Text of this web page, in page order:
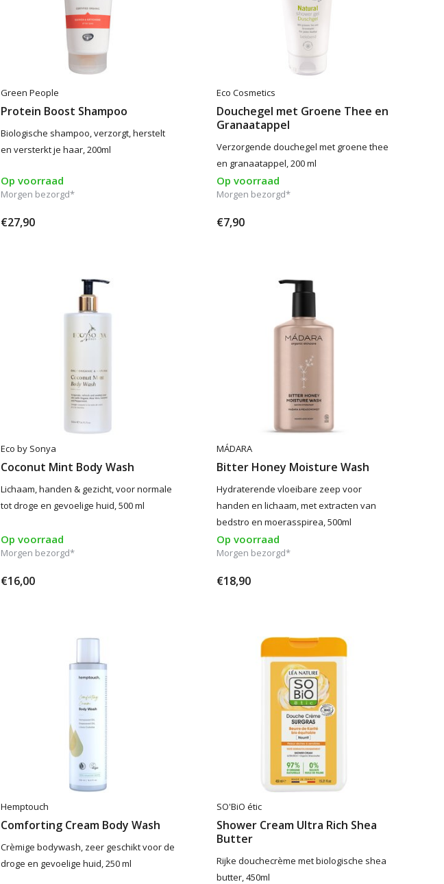
Green People
Protein Boost Shampoo
Biologische shampoo, verzorgt, herstelt
en versterkt je haar, 200ml
Op voorraad
Morgen bezorgd*
€27,90
Eco Cosmetics
Douchegel met Groene Thee en
Granaatappel
Verzorgende douchegel met groene thee
en granaatappel, 200 ml
Op voorraad
Morgen bezorgd*
€7,90
Eco by Sonya
Coconut Mint Body Wash
Lichaam, handen & gezicht, voor normale
tot droge en gevoelige huid, 500 ml
Op voorraad
Morgen bezorgd*
€16,00
MÁDARA
Bitter Honey Moisture Wash
Hydraterende vloeibare zeep voor
handen en lichaam, met extracten van
bedstro en moerasspirea, 500ml
Op voorraad
Morgen bezorgd*
€18,90
Hemptouch
Comforting Cream Body Wash
Crèmige bodywash, zeer geschikt voor de
droge en gevoelige huid, 250 ml
SO'BiO étic
Shower Cream Ultra Rich Shea
Butter
Rijke douchecrème met biologische shea
butter, 450ml